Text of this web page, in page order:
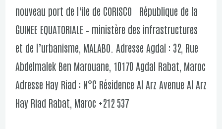
nouveau port de l’ile de CORISCO République de la
GUINEE EQUATORIALE – ministère des infrastructures
et de l’urbanisme, MALABO. Adresse Agdal : 32, Rue
Abdelmalek Ben Marouane, 10170 Agdal Rabat, Maroc
Adresse Hay Riad : N°C Résidence Al Arz Avenue Al Arz
Hay Riad Rabat, Maroc +212 537